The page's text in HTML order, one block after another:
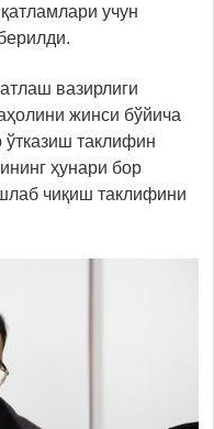
учун
вазирлиги
жинси бўйича
таклифин
ҳунари бор
чиқиш таклифини